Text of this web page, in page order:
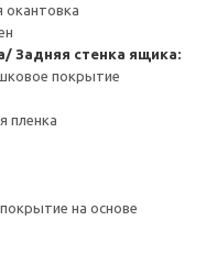
окантовка
Задняя стенка ящика:
покрытие
пленка
на основе